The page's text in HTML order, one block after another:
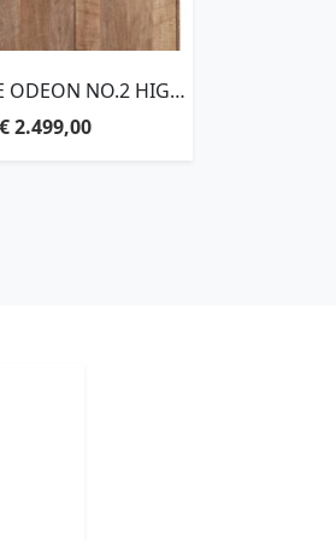
ODEON NO.2 HIGH,
CM,
TEAKWOOD
€2.499,00